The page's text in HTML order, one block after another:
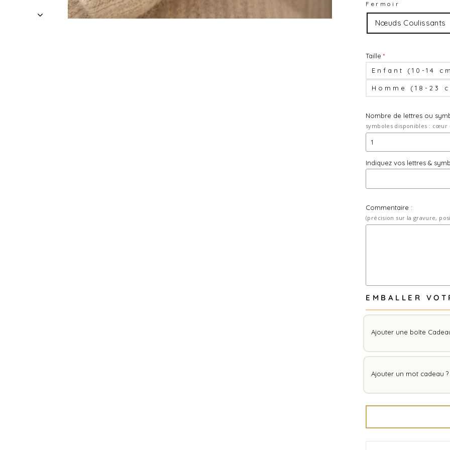
Fermoir
Nœuds Coulissants
Taille
Enfant (10-14
Homme (18-23
Nombre de lettres ou
symboles disponibles : cœur
1
1
2
3
6
7
8
Indiquez vos lettres &
Commentaire :
(précision sur la gravure,
EMBALLER
Ajouter une boîte
Ajouter un mot cadeau ?